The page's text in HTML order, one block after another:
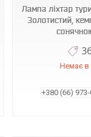
Лампа ліхтар
Золотистий,
Немає в
+380 (66)